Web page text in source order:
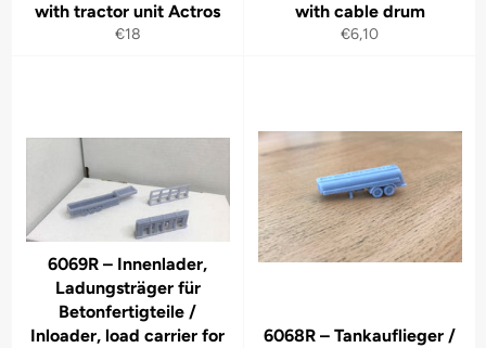
with tractor unit Actros
Normaler
€18
with cable drum
Normaler
€6,10
6069R – Innenlader,
Ladungsträger für
Betonfertigteile /
Inloader, load carrier for
6068R – Tankauflieger /